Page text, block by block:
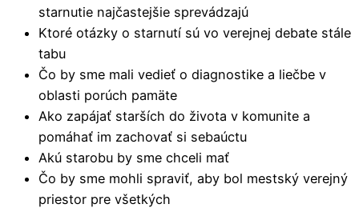
starnutie najčastejšie sprevádzajú
Ktoré otázky o starnutí sú vo verejnej debate stále
tabu
Čo by sme mali vedieť o diagnostike a liečbe v
oblasti porúch pamäte
Ako zapájať starších do života v komunite a
pomáhať im zachovať si sebaúctu
Akú starobu by sme chceli mať
Čo by sme mohli spraviť, aby bol mestský verejný
priestor pre všetkých